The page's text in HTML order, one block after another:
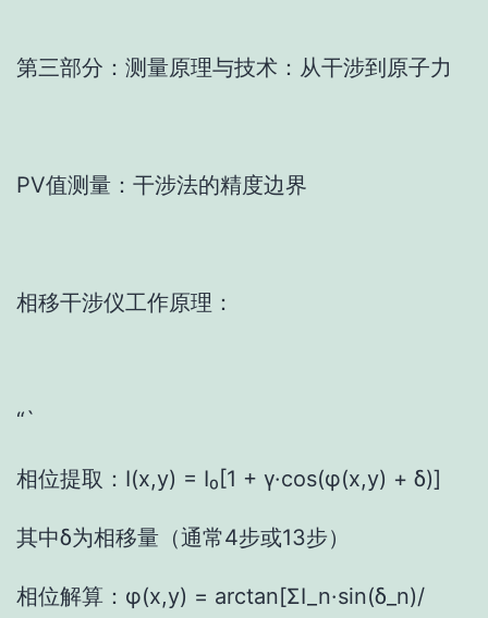
第三部分：测量原理与技术：从干涉到原子力
PV值测量：干涉法的精度边界
相移干涉仪工作原理：
“`
相位提取：I(x,y) = I₀[1 + γ·cos(φ(x,y) + δ)]
其中δ为相移量（通常4步或13步）
相位解算：φ(x,y) = arctan[ΣI_n·sin(δ_n)/